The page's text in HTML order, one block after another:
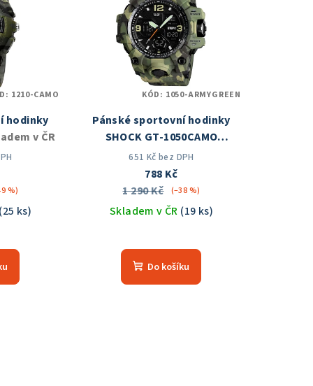
hodinky
v ČR
%)
(25 ks)
1210-CAMO
Pánské sportovní hodinky
SHOCK GT-1050CAMO
Skladem v ČR
651 Kč bez DPH
788 Kč
1 290 Kč
(–38 %)
Skladem v ČR (19 ks)
hodnocení
produktu
je
Do košíku
KÓD: 1050-ARMYGREEN